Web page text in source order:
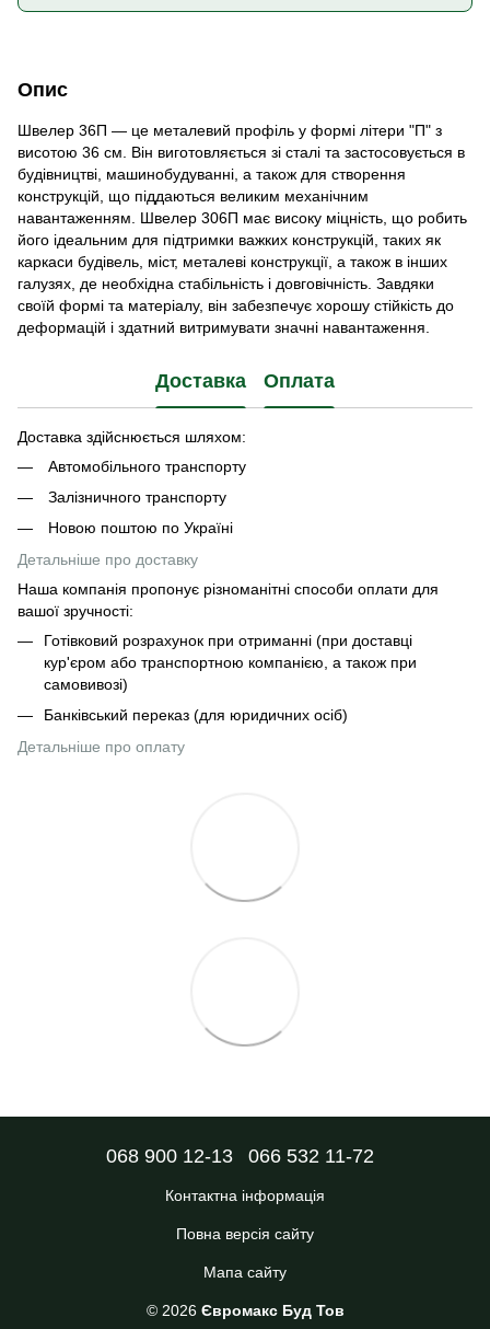
Опис
Швелер 36П — це металевий профіль у формі літери "П" з
висотою 36 см. Він виготовляється зі сталі та застосовується в
будівництві, машинобудуванні, а також для створення
конструкцій, що піддаються великим механічним
навантаженням. Швелер 306П має високу міцність, що робить
його ідеальним для підтримки важких конструкцій, таких як
каркаси будівель, міст, металеві конструкції, а також в інших
галузях, де необхідна стабільність і довговічність. Завдяки
своїй формі та матеріалу, він забезпечує хорошу стійкість до
деформацій і здатний витримувати значні навантаження.
Доставка Оплата
Доставка здійснюється шляхом:
Автомобільного транспорту
Залізничного транспорту
Новою поштою по Україні
Детальніше про доставку
Наша компанія пропонує різноманітні способи оплати для
вашої зручності:
Готівковий розрахунок при отриманні (при доставці
кур'єром або транспортною компанією, а також при
самовивозі)
Банківський переказ (для юридичних осіб)
Детальніше про оплату
068 900 12-13 066 532 11-72
Контактна інформація
Повна версія сайту
Мапа сайту
© 2026 Євромакс Буд Тов